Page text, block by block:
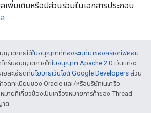
เพิ่มเติมหรือมีส่วนร่วมในเอกสารประกอบ
ญาตภายใต้ใบอนุญาตที่ต้องระบุที่มาของครีเอทีฟคอม
ได้รับอนุญาตภายใต้ใบอนุญาต Apache 2.0 เว้นแต่จะ
ยละเอียดที่นโยบายเว็บไซต์ Google Developers ส่วน
จดทะเบียนของ Oracle และ/หรือบริษัทในเครือ
มายที่เกี่ยวข้องเป็นเครื่องหมายการค้าของ Thread
าต